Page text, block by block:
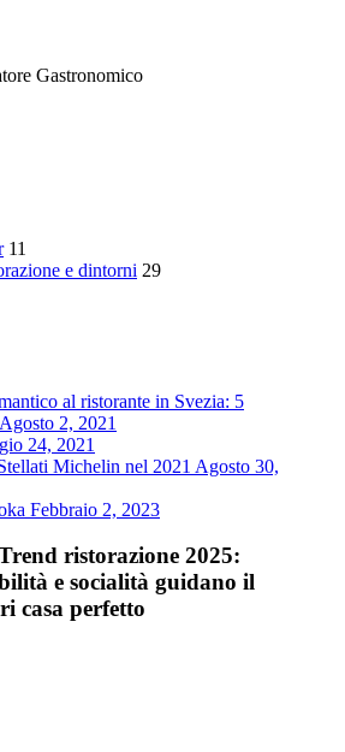
Gastronomico
11
e dintorni 29
al ristorante in Svezia: 5
Agosto 2, 2021
24, 2021
Michelin nel 2021 Agosto 30,
Febbraio 2, 2023
ristorazione 2025:
e socialità guidano il
casa perfetto